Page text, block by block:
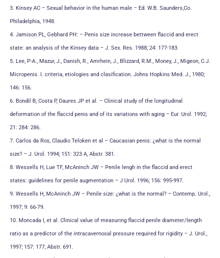
3. Kinsey AC – Sexual behavior in the human male – Ed. W.B. Saunders,Co.
Philadelphia, 1948.
4. Jamison PL, Gebhard PH: – Penis size increase bettween flaccid and erect
state: an analysis of the Kinsey data – J. Sex. Res. 1988; 24: 177-183.
5. Lee, P-A., Mazur, J., Danish, R., Amrhein, J., Blizzard, R.M., Money, J., Migeon, C.J.
Micropenis. I. criteria, etiologies and clasification. Johns Hopkins Med. J., 1980;
146: 156.
6. Bondil B, Costa P, Daures JP et al. – Clinical study of the longitudinal
deformation of the flaccid penis and of its variations with aging – Eur. Urol. 1992;
21: 284: 286.
7. Carlos da Ros, Claudio Teloken et al – Caucasian penis: ¿what is the normal
size? – J. Urol. 1994; 151: 323 A, Abstr. 381.
8. Wessells H, Lue TF, McAninch JW – Penile lengh in the flaccid and erect
states: guidelines for penile augmentation – J Urol. 1996; 156: 995-997.
9. Wessells H, McAninch JW – Penile size: ¿what is the normal? – Contemp. Urol.,
1997; 9: 66-79.
10. Moncada I, et al. Clinical value of measuring flaccid penile diameter/length
ratio as a predictor of the intracavernosal pressure required for rigidity – J. Urol.,
1997; 157: 177, Abstr. 691.